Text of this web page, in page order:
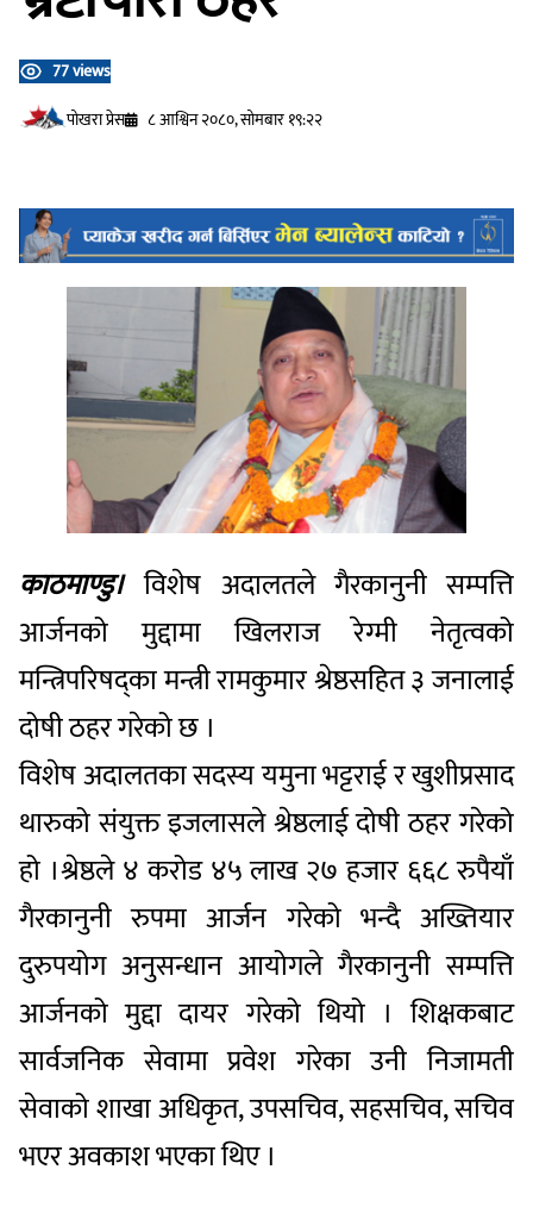
77 views
प‍ोखरा प्रेस
८ आश्विन २०८०, सोमबार १९:२२
काठमाण्डु।विशेष अदालतले गैरकानुनी सम्पत्ति
आर्जनको मुद्दामा खिलराज रेग्मी नेतृत्वको
मन्त्रिपरिषद्का मन्त्री रामकुमार श्रेष्ठसहित ३ जनालाई
दोषी ठहर गरेको छ ।
विशेष अदालतका सदस्य यमुना भट्टराई र खुशीप्रसाद
थारुको संयुक्त इजलासले श्रेष्ठलाई दोषी ठहर गरेको
हो ।श्रेष्ठले ४ करोड ४५ लाख २७ हजार ६६८ रुपैयाँ
गैरकानुनी रुपमा आर्जन गरेको भन्दै अख्तियार
दुरुपयोग अनुसन्धान आयोगले गैरकानुनी सम्पत्ति
आर्जनको मुद्दा दायर गरेको थियो । शिक्षकबाट
सार्वजनिक सेवामा प्रवेश गरेका उनी निजामती
सेवाको शाखा अधिकृत, उपसचिव, सहसचिव, सचिव
भएर अवकाश भएका थिए ।